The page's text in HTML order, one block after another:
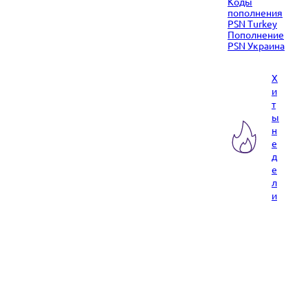
пополнения
PSN Turkey
Пополнение
PSN Украина
Х
и
т
ы
н
е
д
е
л
и